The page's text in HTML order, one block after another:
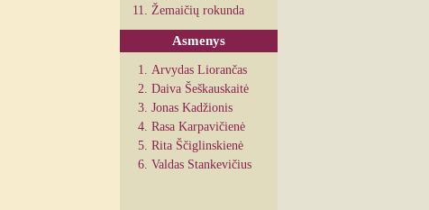
Žemaičių rokunda
Asmenys
Arvydas Liorančas
Daiva Šeškauskaitė
Jonas Kadžionis
Rasa Karpavičienė
Rita Ščiglinskienė
Valdas Stankevičius